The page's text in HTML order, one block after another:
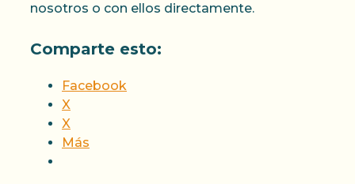
nosotros o con ellos directamente.
Comparte esto:
Facebook
X
X
Más